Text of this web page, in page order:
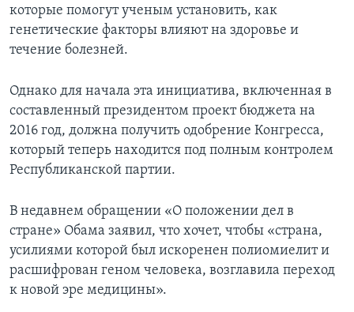
которые помогут ученым установить, как
генетические факторы влияют на здоровье и
течение болезней.
Однако для начала эта инициатива, включенная в
составленный президентом проект бюджета на
2016 год, должна получить одобрение Конгресса,
который теперь находится под полным контролем
Республиканской партии.
В недавнем обращении «О положении дел в
стране» Обама заявил, что хочет, чтобы «страна,
усилиями которой был искоренен полиомиелит и
расшифрован геном человека, возглавила переход
к новой эре медицины».